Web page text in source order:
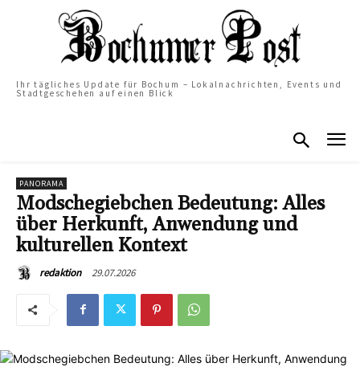
Ihr tägliches Update für Bochum – Lokalnachrichten, Events und
Stadtgeschehen auf einen Blick
PANORAMA
Modschegiebchen Bedeutung: Alles
über Herkunft, Anwendung und
kulturellen Kontext
redaktion 29.07.2026